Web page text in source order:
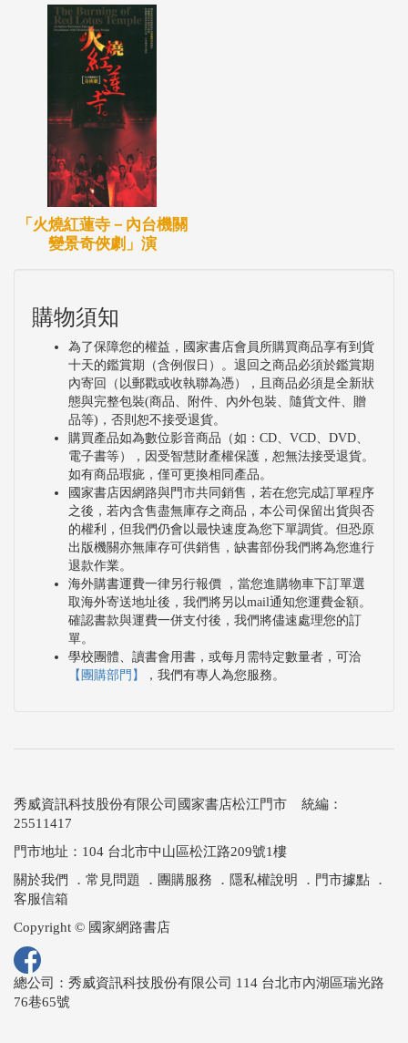
「火燒紅蓮寺－內台機關
變景奇俠劇」演
購物須知
為了保障您的權益，國家書店會員所購買商品享有到貨
十天的鑑賞期（含例假日）。退回之商品必須於鑑賞期
內寄回（以郵戳或收執聯為憑），且商品必須是全新狀
態與完整包裝(商品、附件、內外包裝、隨貨文件、贈
品等)，否則恕不接受退貨。
購買產品如為數位影音商品（如：CD、VCD、DVD、
電子書等），因受智慧財產權保護，恕無法接受退貨。
如有商品瑕疵，僅可更換相同產品。
國家書店因網路與門市共同銷售，若在您完成訂單程序
之後，若內含售盡無庫存之商品，本公司保留出貨與否
的權利，但我們仍會以最快速度為您下單調貨。但恐原
出版機關亦無庫存可供銷售，缺書部份我們將為您進行
退款作業。
海外購書運費一律另行報價 ，當您進購物車下訂單選
取海外寄送地址後，我們將另以mail通知您運費金額。
確認書款與運費一併支付後，我們將儘速處理您的訂
單。
學校團體、讀書會用書，或每月需特定數量者，可洽
【團購部門】
，我們有專人為您服務。
秀威資訊科技股份有限公司國家書店松江門市 統編：
25511417
門市地址：104 台北市中山區松江路209號1樓
關於我們
． 常見問題 ． 團購服務 ． 隱私權說明 ． 門市據點 ．
客服信箱
Copyright © 國家網路書店
總公司：秀威資訊科技股份有限公司 114 台北市內湖區瑞光路
76巷65號